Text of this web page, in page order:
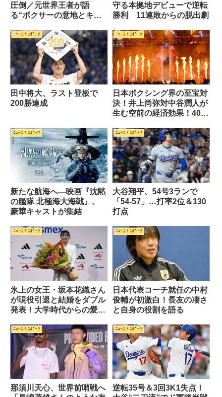
圧倒／元世界王者が語
る“ボクサーの意地とキャ
守る本拠地デビューで逆転
勝利 11連敗からの脱出劇
ﾆｭｰｽ / ｽﾎﾟｰﾂ
田中将大、ラスト登板で
200勝達成
ﾆｭｰｽ / ｽﾎﾟｰﾂ
日本ボクシング界の至宝対
決！井上尚弥対中谷潤人が
生む空前の経済効果！40億
ﾆｭｰｽ / ｽﾎﾟｰﾂ
新たな航海へ—映画『沈黙
の艦隊 北極海大海戦』、
豪華キャストが集結
ﾆｭｰｽ / ｽﾎﾟｰﾂ
大谷翔平、54号3ランで
「54-57」…打率2位＆130
打点
ﾆｭｰｽ / ｽﾎﾟｰﾂ
氷上の女王・坂本花織さん
が現役引退と結婚をダブル
発表！大学時代からの愛を
ﾆｭｰｽ / ｽﾎﾟｰﾂ
日本代表コーチ就任の中村
俊輔が初激白！長友の凄さ
と自身の役割を語る
ﾆｭｰｽ / ｽﾎﾟｰﾂ
那須川天心、世界前哨戦へ
ﾆｭｰｽ / ｽﾎﾟｰﾂ
逆転35号＆3回3K1失点！